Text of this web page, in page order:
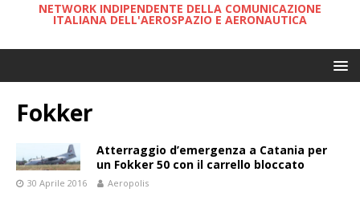
NETWORK INDIPENDENTE DELLA COMUNICAZIONE
ITALIANA DELL'AEROSPAZIO E AERONAUTICA
Fokker
Atterraggio d’emergenza a Catania per
un Fokker 50 con il carrello bloccato
30 Aprile 2016 Aeropolis